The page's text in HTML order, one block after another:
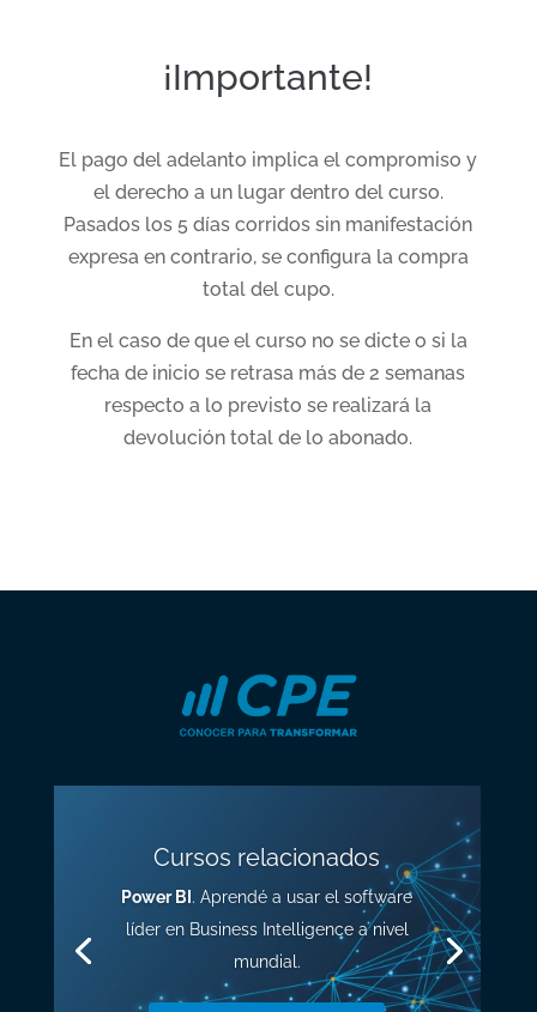
¡Importante!
El pago del adelanto implica el compromiso y
el derecho a un lugar dentro del curso.
Pasados los 5 días corridos sin manifestación
expresa en contrario, se configura la compra
total del cupo.
En el caso de que el curso no se dicte o si la
fecha de inicio se retrasa más de 2 semanas
respecto a lo previsto se realizará la
devolución total de lo abonado.
Cursos relacionados
Power BI . Aprendé a usar el software
líder en Business Intelligence a nivel
mundial.